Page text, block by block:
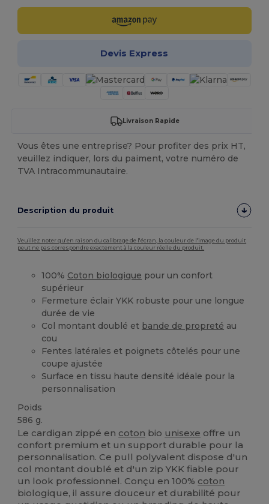
Devis Express
Livraison Rapide
Vous êtes une entreprise? Pour profiter des prix HT,
veuillez indiquer, lors du paiment, votre numéro de
TVA Intracommunautaire.
Description du produit
Veuillez noter qu'en raison du calibrage de l'écran, la couleur de l'image du produit
peut ne pas correspondre exactement à la couleur réelle du produit.
100% Coton biologique pour un confort
supérieur
Fermeture éclair YKK robuste pour une longue
durée de vie
Col montant doublé et bande de propreté au
cou
Fentes latérales et poignets côtelés pour une
coupe ajustée
Surface en tissu haute densité idéale pour la
personnalisation
Poids
586 g.
Le cardigan zippé en coton bio unisexe offre un
confort premium et un support durable pour la
personnalisation. Ce pull polyvalent dispose d'un
col montant doublé et d'un zip YKK fiable pour
un look professionnel. Conçu en 100% coton
biologique, il assure douceur et durabilité pour